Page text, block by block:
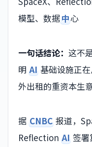
模型、数据中心
一句话结论： 这不
明 AI 基础设施正
外出租的重资本生意
据 CNBC 报道，
Reflection AI 签署